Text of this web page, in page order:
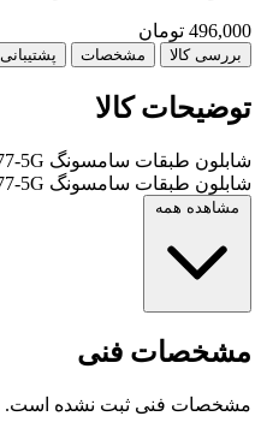
496,000 تومان
بررسی کالا مشخصات پشتیبانی AI
توضیحات کالا
شابلون طبقات سامسونگ S10 G977-5G برند Amaoe
شابلون طبقات سامسونگ S10 G977-5G برند Amaoe
مشاهده همه
مشخصات فنی
مشخصات فنی ثبت نشده است.